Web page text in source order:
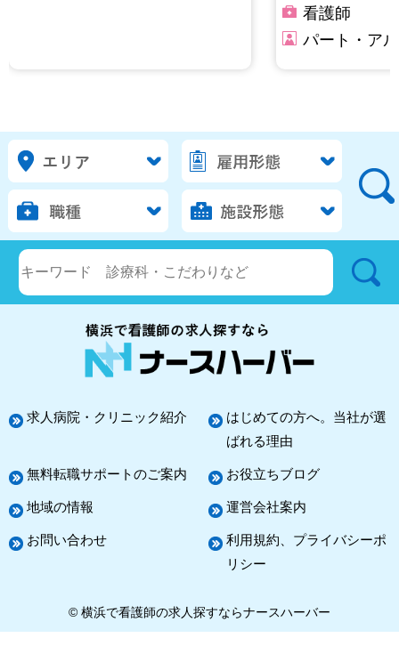
看護師
パート・ア
求人病院・クリニック紹介
はじめての方へ。当社が選
ばれる理由
無料転職サポートのご案内 お役立ちブログ
地域の情報 運営会社案内
お問い合わせ
利用規約、プライバシーポ
リシー
© 横浜で看護師の求人探すならナースハーバー